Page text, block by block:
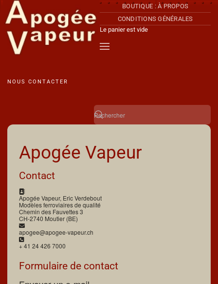
Accéder au contenu principal
BOUTIQUE : À PROPOS
CONDITIONS GÉNÉRALES
Le panier est vide
NOUS CONTACTER
Apogée Vapeur
Contact
Adresse:
Apogée Vapeur, Eric Verdebout
Modèles ferroviaires de qualité
Chemin des Fauvettes 3
CH-2740 Moutier (BE)
E-mail:
apogee@apogee-vapeur.ch
Téléphone:
+ 41 24 426 7000
Formulaire de contact